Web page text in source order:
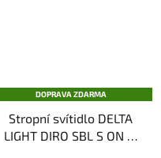
DOPRAVA ZDARMA
Stropní svítidlo DELTA
LIGHT DIRO SBL S ON IP